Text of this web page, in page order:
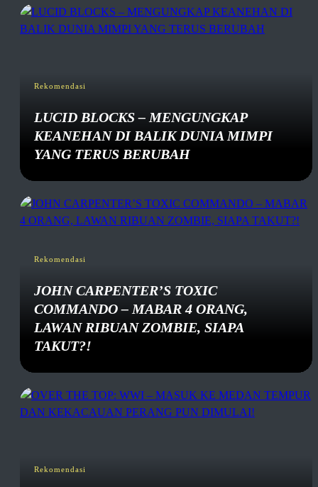
Rekomendasi
LUCID BLOCKS – MENGUNGKAP
KEANEHAN DI BALIK DUNIA MIMPI
YANG TERUS BERUBAH
Rekomendasi
JOHN CARPENTER’S TOXIC
COMMANDO – MABAR 4 ORANG,
LAWAN RIBUAN ZOMBIE, SIAPA
TAKUT?!
Rekomendasi